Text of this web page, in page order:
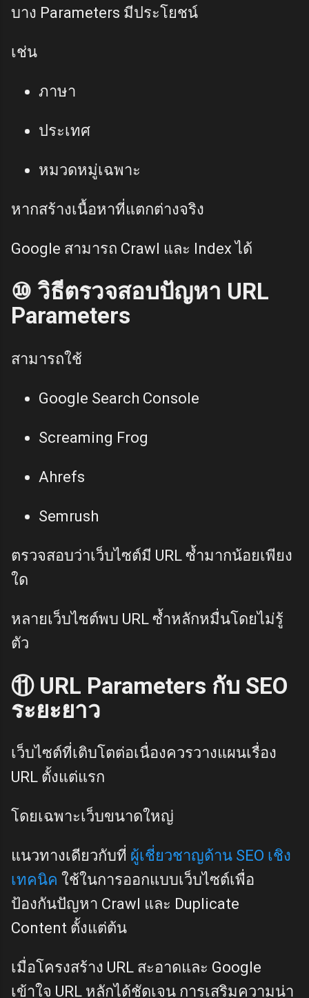
บาง Parameters มีประโยชน์
เช่น
ภาษา
ประเทศ
หมวดหมู่เฉพาะ
หากสร้างเนื้อหาที่แตกต่างจริง
Google สามารถ Crawl และ Index ได้
⑩ วิธีตรวจสอบปัญหา URL
Parameters
สามารถใช้
Google Search Console
Screaming Frog
Ahrefs
Semrush
ตรวจสอบว่าเว็บไซต์มี URL ซ้ำมากน้อยเพียง
ใด
หลายเว็บไซต์พบ URL ซ้ำหลักหมื่นโดยไม่รู้
ตัว
⑪ URL Parameters กับ SEO
ระยะยาว
เว็บไซต์ที่เติบโตต่อเนื่องควรวางแผนเรื่อง
URL ตั้งแต่แรก
โดยเฉพาะเว็บขนาดใหญ่
แนวทางเดียวกับที่ ผู้เชี่ยวชาญด้าน SEO เชิง
เทคนิค ใช้ในการออกแบบเว็บไซต์เพื่อ
ป้องกันปัญหา Crawl และ Duplicate
Content ตั้งแต่ต้น
เมื่อโครงสร้าง URL สะอาดและ Google
เข้าใจ URL หลักได้ชัดเจน การเสริมความน่า